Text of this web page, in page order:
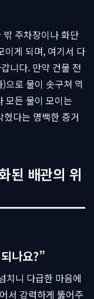
주차장이나 화단
이게 되며, 여기서 다
니다. 만약 건물 전
으로 물이 솟구쳐 역
모든 물이 모이는
혔다는 명백한 증거
된 배관의 위
나요?”
치니 다급한 마음에
서 강력하게 뚫어주